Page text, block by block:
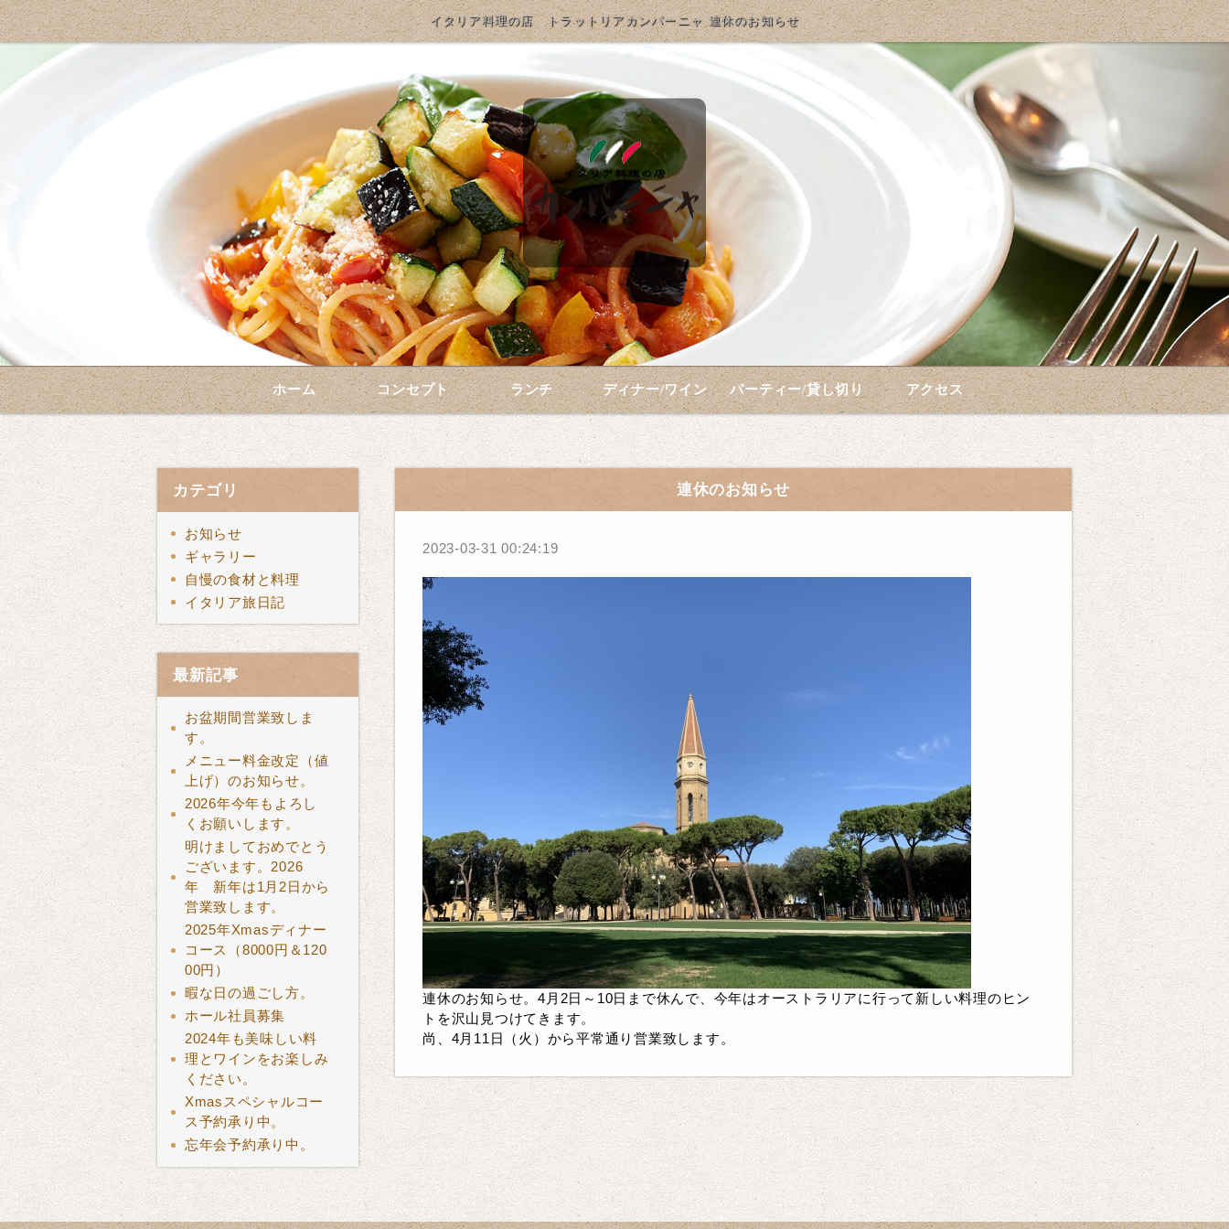
イタリア料理の店 トラットリアカンパーニャ 連休のお知らせ
ホーム コンセプト ランチ ディナー/ワイン パーティー/貸し切り アクセス
カテゴリ
お知らせ
ギャラリー
自慢の食材と料理
イタリア旅日記
最新記事
お盆期間営業致しま
す。
メニュー料金改定（値
上げ）のお知らせ。
2026年今年もよろし
くお願いします。
明けましておめでとう
ございます。2026
年 新年は1月2日から
営業致します。
2025年Xmasディナー
コース（8000円＆120
00円）
暇な日の過ごし方。
ホール社員募集
2024年も美味しい料
理とワインをお楽しみ
ください。
Xmasスペシャルコー
ス予約承り中。
忘年会予約承り中。
連休のお知らせ
2023-03-31 00:24:19
連休のお知らせ。4月2日～10日まで休んで、今年はオーストラリアに行って新しい料理のヒン
トを沢山見つけてきます。
尚、4月11日（火）から平常通り営業致します。